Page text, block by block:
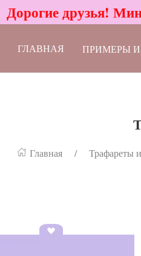
Дорогие друзья!
ГЛАВНАЯ ПРИМЕРЫ
Главная Трафареты